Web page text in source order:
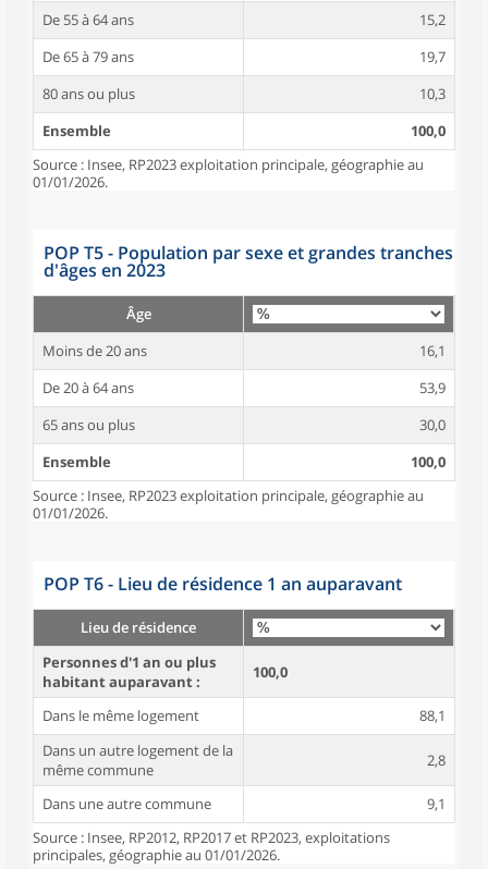
De 55 à 64 ans
15,2
De 65 à 79 ans
19,7
80 ans ou plus
10,3
Ensemble
100,0
Source : Insee, RP2023 exploitation principale, géographie au
01/01/2026.
POP T5 - Population par sexe et grandes tranches
d'âges en 2023
Âge
Moins de 20 ans
16,1
De 20 à 64 ans
53,9
65 ans ou plus
30,0
Ensemble
100,0
Source : Insee, RP2023 exploitation principale, géographie au
01/01/2026.
POP T6 - Lieu de résidence 1 an auparavant
Lieu de résidence
Personnes d'1 an ou plus
habitant auparavant :
100,0
Dans le même logement
88,1
Dans un autre logement de la
même commune
2,8
Dans une autre commune
9,1
Source : Insee, RP2012, RP2017 et RP2023, exploitations
principales, géographie au 01/01/2026.